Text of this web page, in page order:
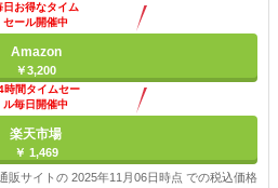
日お得なタイム
セール開催中
Amazon
￥3,200
時間タイムセー
ル毎日開催中
楽天市場
￥ 1,469
販サイトの 2025年11月06日時点 での税込価格